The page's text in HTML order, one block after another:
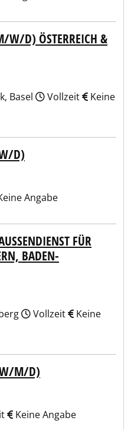
W/D) ÖSTERREICH &
Basel
Vollzeit
Keine
D)
Angabe
FÜR S
BADEN-W
Vollzeit
Keine
M/D)
Keine Angabe